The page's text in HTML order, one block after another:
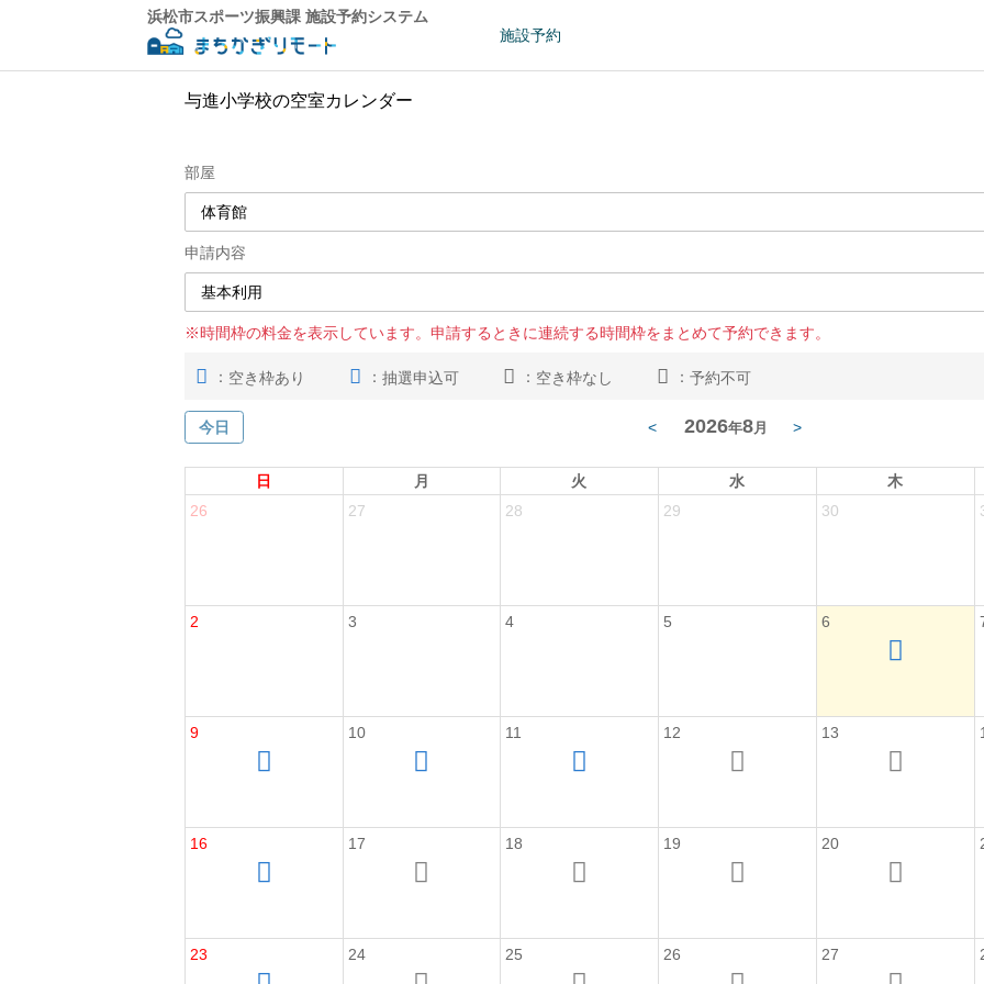
浜松市スポーツ振興課 施設予約システム
施設予約
与進小学校の空室カレンダー
部屋
申請内容
※時間枠の料金を表示しています。申請するときに連続する時間枠をまとめて予約できます。
： 空き枠あり ： 抽選申込可 ： 空き枠なし ： 予約不可
今日 < 2026年8 月 >
日 月 火 水 木
26
27 28 29 30
2 3 4 5 6
9 10 11 12 13
16 17 18 19 20
23 24 25 26 27